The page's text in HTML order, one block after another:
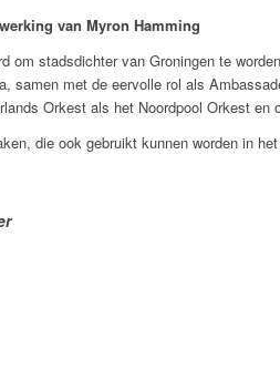
van Myron Hamming
om stadsdichter van Groningen te
samen met de eervolle rol als
Orkest als het Noordpool Orkest
die ook gebruikt kunnen worden in